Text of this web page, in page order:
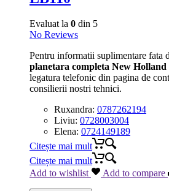
Evaluat la 0 din 5
No Reviews
Pentru informatii suplimentare fata
planetara completa New Holland
legatura telefonic din pagina de
consilierii nostri tehnici.
Ruxandra: 0787262194
Liviu: 0728003004
Elena: 0724149189
Citește mai mult
Citește mai mult
Add to wishlist
Add to compare